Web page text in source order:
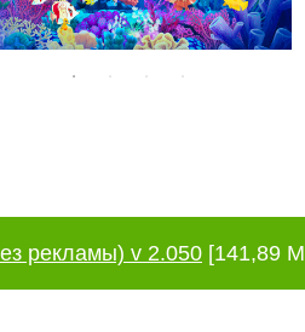
рекламы) v 2.050 [141,89